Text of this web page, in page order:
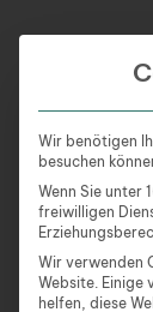
„Zu
„Ich
und all
„Zum
Wir benötigen
besuchen
Wenn Sie unter
freiwilligen
Wir verwenden
Website. Einige
helfen, diese